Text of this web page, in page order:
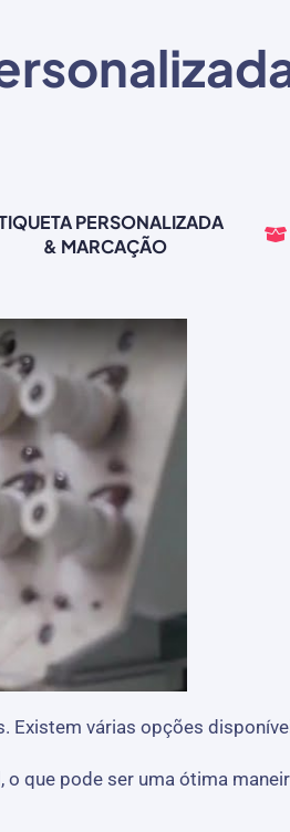
PERSONALIZADA
& MARCAÇÃO
Existem várias opções
que pode ser uma ótima